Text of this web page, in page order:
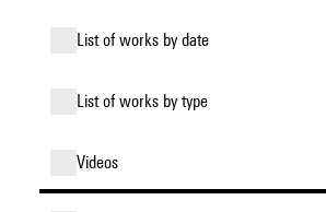
list of works by date
list of works by type
videos